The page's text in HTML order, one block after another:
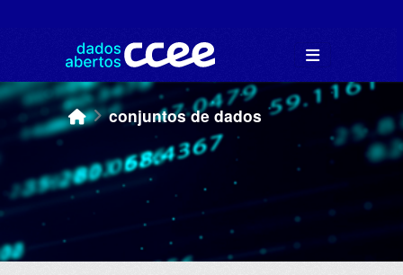
conjuntos de dados